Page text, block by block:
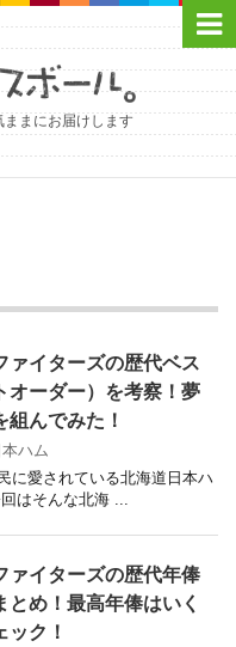
まにお届けします
ァイターズの歴代ベス
オーダー）を考察！夢
んでみた！
本ハム
に愛されている北海道日本ハ
はそんな北海 ...
ァイターズの歴代年俸
とめ！最高年俸はいく
ック！